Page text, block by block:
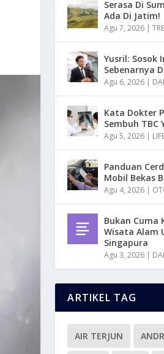
Serasa Di
Ada Di Jatim!
Agu 7, 2026 |
Yusril: Sosok
Sebenarnya
Agu 6, 2026 |
Kata Dokter
Sembuh TBC
Agu 5, 2026 |
Panduan
Mobil Bekas
Agu 4, 2026 |
Bukan Cuma
Wisata Alam
Singapura
Agu 3, 2026 |
ARTIKEL TAG
AIR TERJUN